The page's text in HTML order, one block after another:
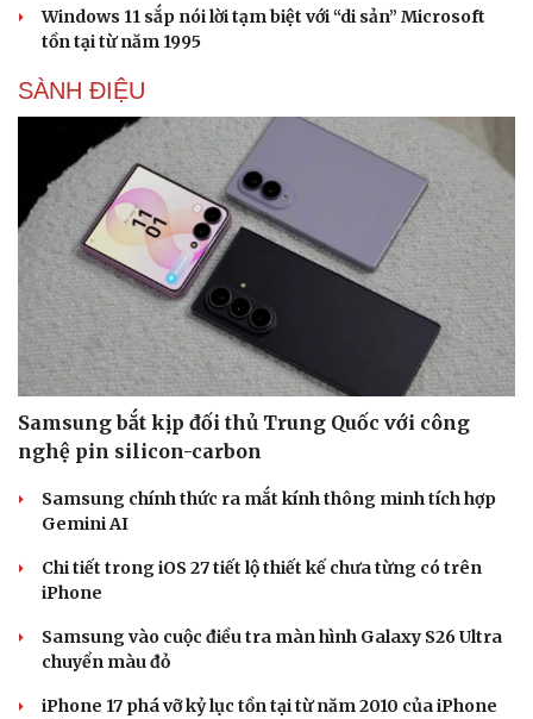
Windows 11 sắp nói lời tạm biệt với “di sản” Microsoft
tồn tại từ năm 1995
SÀNH ĐIỆU
Samsung bắt kịp đối thủ Trung Quốc với công
nghệ pin silicon-carbon
Samsung chính thức ra mắt kính thông minh tích hợp
Gemini AI
Chi tiết trong iOS 27 tiết lộ thiết kế chưa từng có trên
iPhone
Samsung vào cuộc điều tra màn hình Galaxy S26 Ultra
chuyển màu đỏ
iPhone 17 phá vỡ kỷ lục tồn tại từ năm 2010 của iPhone